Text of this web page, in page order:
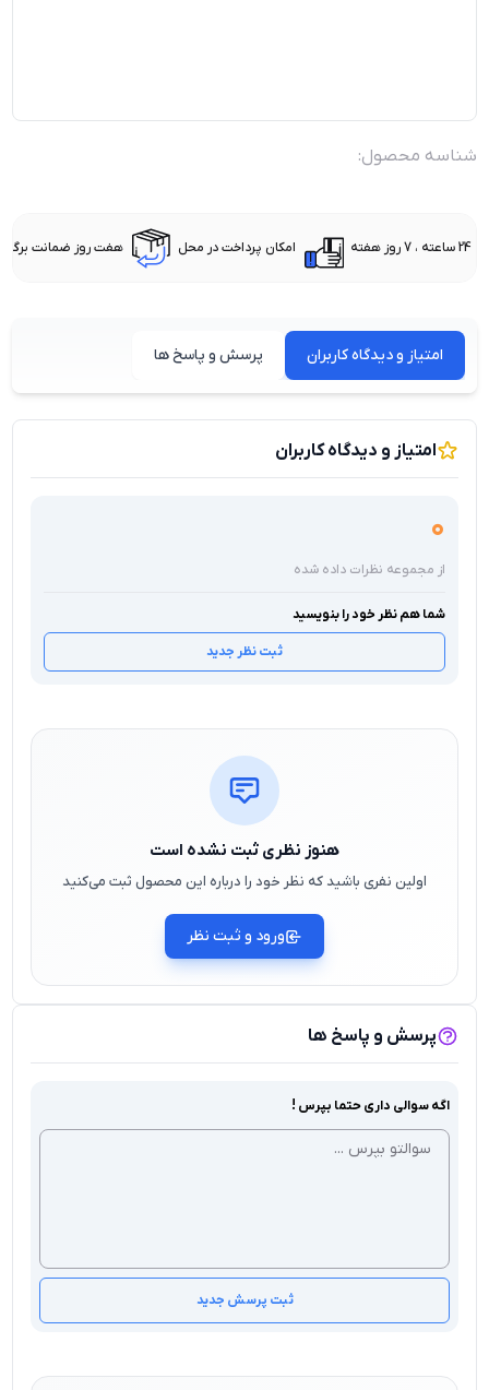
شناسه محصول:
24 ساعته ، 7 روز هفته امکان پرداخت در محل هفت روز ضمانت
امتیاز و دیدگاه کاربران پرسش و پاسخ ها
امتیاز و دیدگاه کاربران
0
از مجموعه نظرات داده شده
شما هم نظر خود را بنویسید
ثبت نظر جدید
هنوز نظری ثبت نشده است
اولین نفری باشید که نظر خود را درباره این محصول ثبت می‌کنید
ورود و ثبت نظر
پرسش و پاسخ ها
اگه سوالی داری حتما بپرس !
ثبت پرسش جدید